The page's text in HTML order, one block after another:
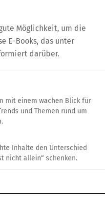
Möglichkeit, um die
E-Books, das unter
darüber.
mit einem wachen Blick für
und Themen rund um
Inhalte den Unterschied
nicht allein“ schenken.